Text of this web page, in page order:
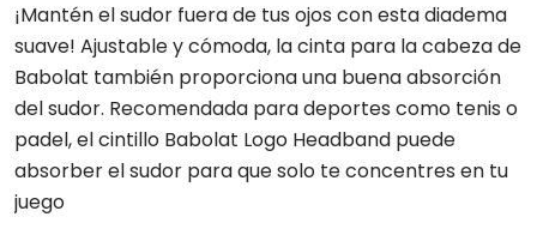
¡Mantén el sudor fuera de tus ojos con esta diadema
suave! Ajustable y cómoda, la cinta para la cabeza de
Babolat también proporciona una buena absorción
del sudor. Recomendada para deportes como tenis o
padel, el cintillo Babolat Logo Headband puede
absorber el sudor para que solo te concentres en tu
juego